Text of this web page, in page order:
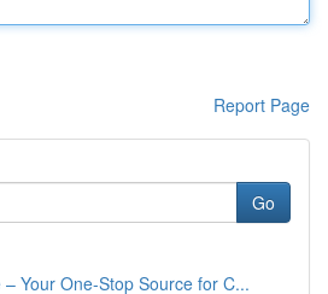
Report Page
Go
Your One-Stop Source for C...